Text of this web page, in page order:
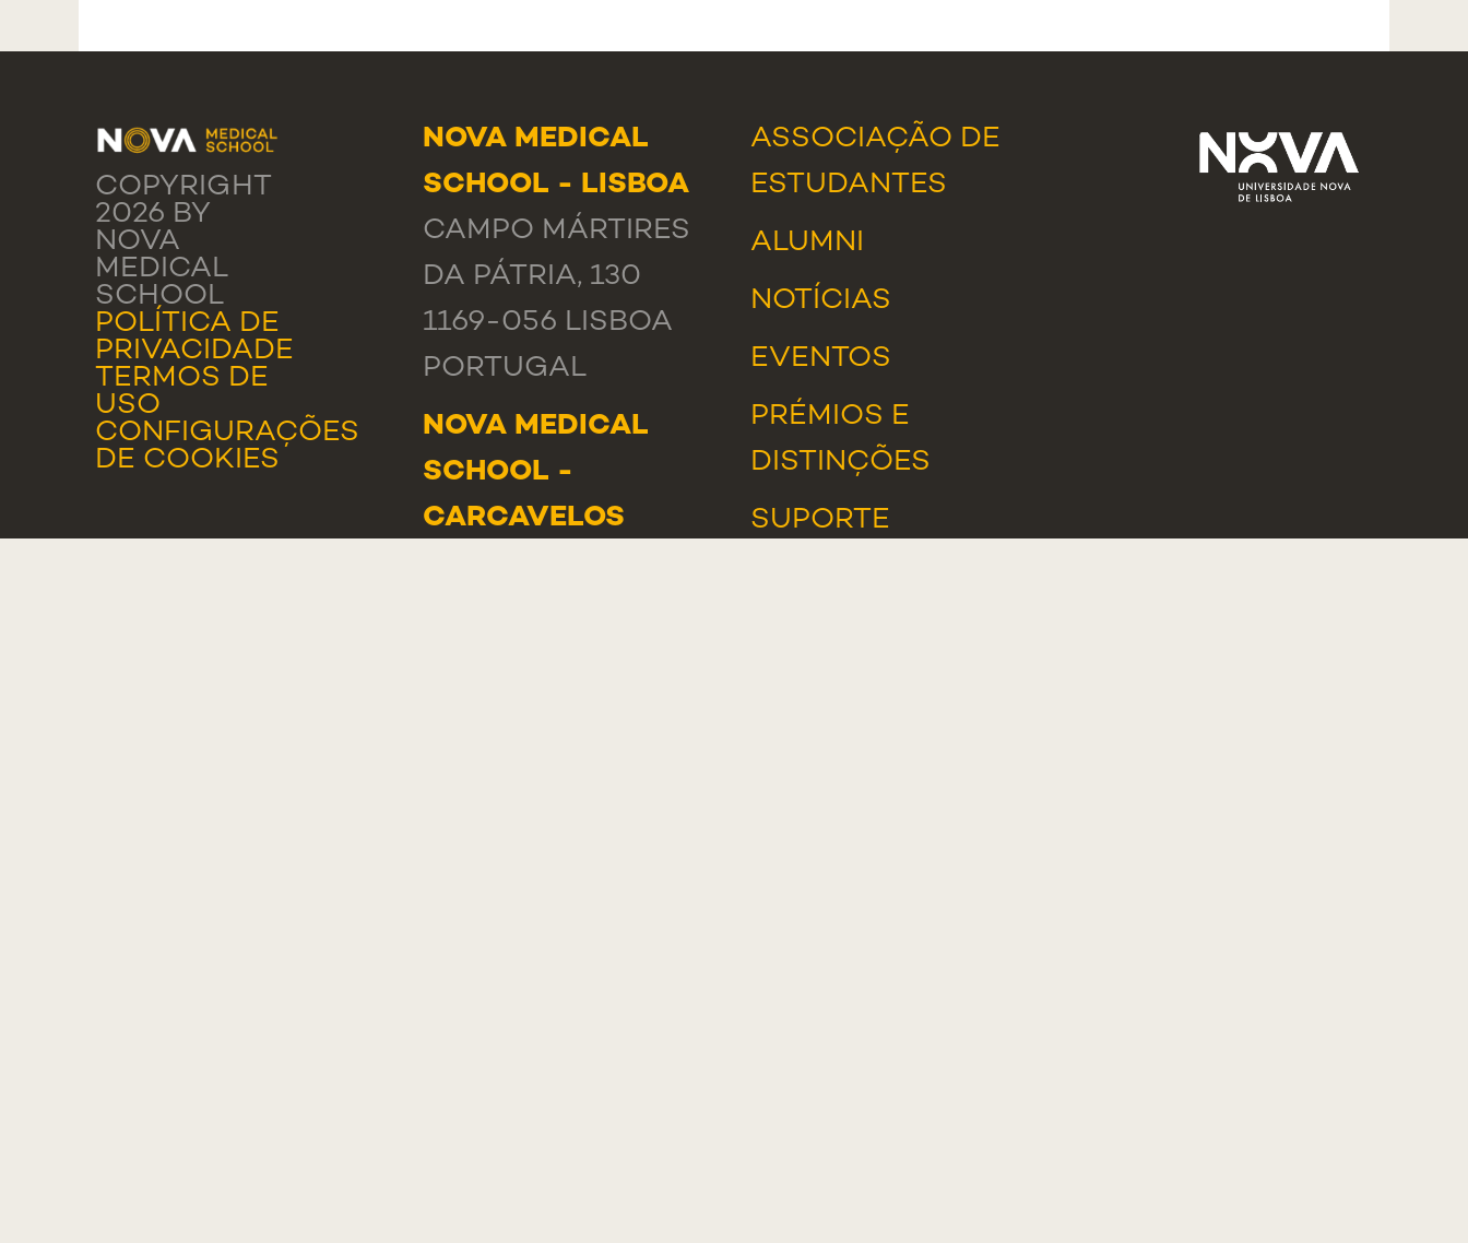
COPYRIGHT
2026 BY
NOVA
MEDICAL
SCHOOL
POLÍTICA DE
PRIVACIDADE
TERMOS DE
USO
CONFIGURAÇÕES
DE COOKIES
NOVA MEDICAL
SCHOOL - LISBOA
CAMPO MÁRTIRES
DA PÁTRIA, 130
1169-056 LISBOA
PORTUGAL
NOVA MEDICAL
SCHOOL -
CARCAVELOS
ASSOCIAÇÃO DE
ESTUDANTES
ALUMNI
NOTÍCIAS
EVENTOS
PRÉMIOS E
DISTINÇÕES
SUPORTE